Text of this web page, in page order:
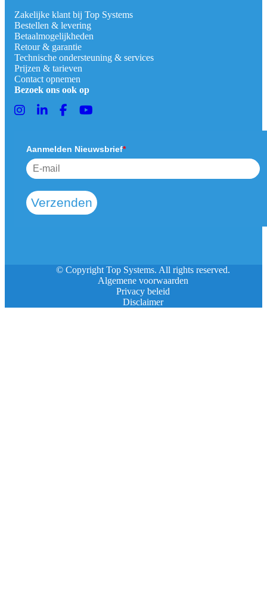
Zakelijke klant bij Top Systems
Bestellen & levering
Betaalmogelijkheden
Retour & garantie
Technische ondersteuning & services
Prijzen & tarieven
Contact opnemen
Bezoek ons ook op
Aanmelden Nieuwsbrief*
Verzenden
© Copyright Top Systems. All rights reserved.
Algemene voorwaarden
Privacy beleid
Disclaimer